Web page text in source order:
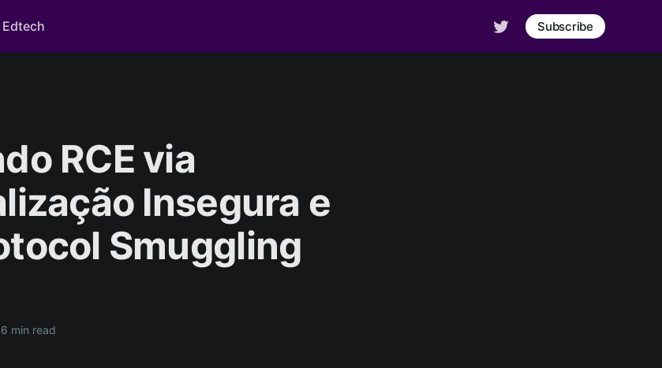
Subscribe
RCE via
Insegura e
Smuggling
6 min read